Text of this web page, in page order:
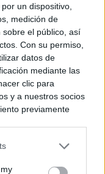
un dispositivo,
medición de
sobre el público, así
Con su permiso,
datos de
mediante las
clic para
y a nuestros socios
previamente
que algún